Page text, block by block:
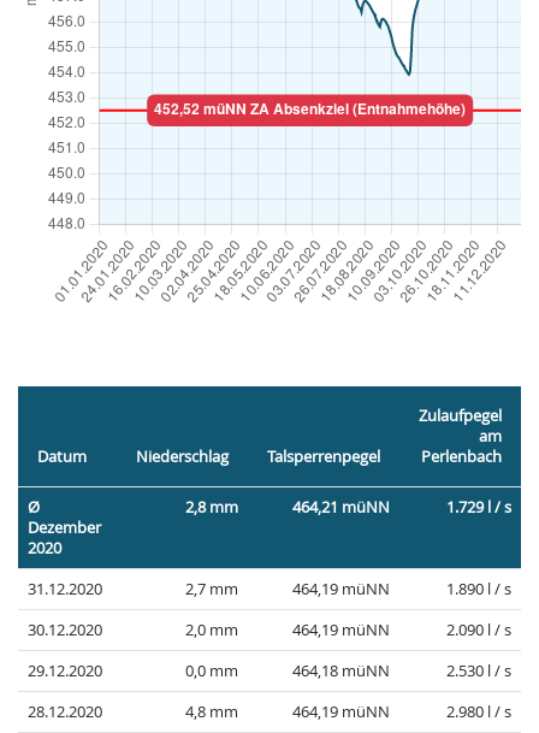
Datum Niederschlag Talsperrenpegel
Zulaufpegel
am
Perlenbach
Ø
Dezember
2020
2,8 mm 464,21 müNN 1.729 l / s
31.12.2020 2,7 mm 464,19 müNN
1.890 l / s
30.12.2020
2,0 mm 464,19 müNN
2.090 l / s
29.12.2020
0,0 mm 464,18 müNN
2.530 l / s
28.12.2020
4,8 mm 464,19 müNN
2.980 l / s